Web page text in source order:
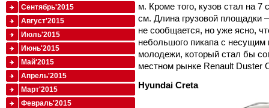
м. Кроме того, кузов стал на
см. Длина грузовой площадки
не сообщается, но уже ясно,
небольшого пикапа с несущим
молодежи, который стал бы
местном рынке Renault Duster
Hyundai Creta
Сентябрь'2015
Август'2015
Июль'2015
Июнь'2015
Май'2015
Апрель'2015
Март'2015
Февраль'2015